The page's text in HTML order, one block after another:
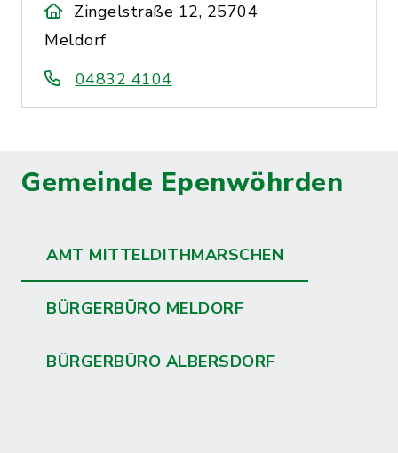
Zingelstraße 12, 25704
Meldorf
04832 4104
Gemeinde Epenwöhrden
AMT MITTELDITHMARSCHEN
BÜRGERBÜRO MELDORF
BÜRGERBÜRO ALBERSDORF